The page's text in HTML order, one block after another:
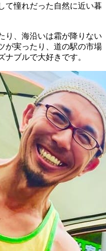
て憧れだった自然に近い暮
り、海沿いは霜が降りない
が実ったり、道の駅の市場
ブルで大好きです。